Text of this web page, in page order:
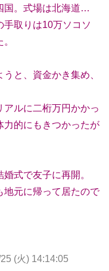
国。式場は北海道…
手取りは10万ソコソ
と、資金かき集め、
ルに二桁万円かかっ
力的にもきつかったが
式で友子に再開。
地元に帰って居たので
(火) 14:14:05